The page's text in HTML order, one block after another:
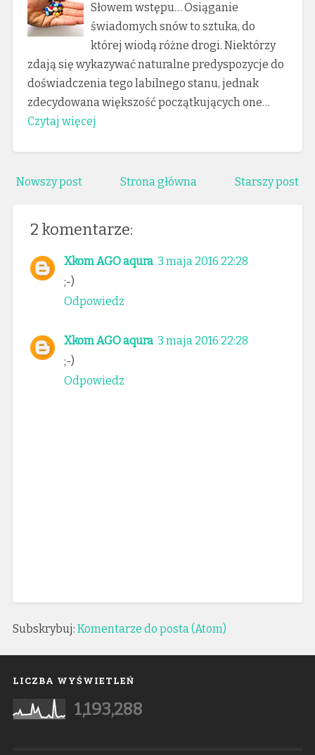
Słowem wstępu… Osiąganie
świadomych snów to sztuka, do
której wiodą różne drogi. Niektórzy
zdają się wykazywać naturalne predyspozycje do
doświadczenia tego labilnego stanu, jednak
zdecydowana większość początkujących one…
Czytaj więcej
Nowszy post Starszy post
Strona główna
2 komentarze:
Xkom AGO aqura 3 maja 2016 22:28
;-)
Odpowiedz
Xkom AGO aqura 3 maja 2016 22:28
;-)
Odpowiedz
Subskrybuj: Komentarze do posta (Atom)
LICZBA WYŚWIETLEŃ
1,193,288